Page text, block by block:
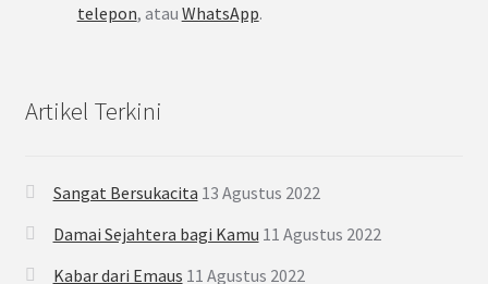
telepon, atau WhatsApp.
Artikel Terkini
Sangat Bersukacita 13 Agustus 2022
Damai Sejahtera bagi Kamu 11 Agustus 2022
Kabar dari Emaus 11 Agustus 2022